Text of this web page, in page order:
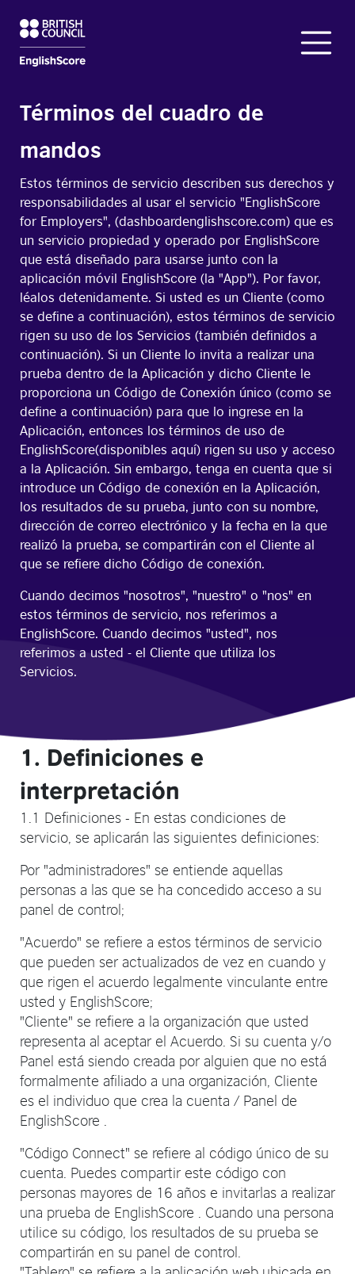
Términos del cuadro de
mandos
Estos términos de servicio describen sus derechos y
responsabilidades al usar el servicio "EnglishScore
for Employers", (dashboardenglishscore.com) que es
un servicio propiedad y operado por EnglishScore
que está diseñado para usarse junto con la
aplicación móvil EnglishScore (la "App"). Por favor,
léalos detenidamente. Si usted es un Cliente (como
se define a continuación), estos términos de servicio
rigen su uso de los Servicios (también definidos a
continuación). Si un Cliente lo invita a realizar una
prueba dentro de la Aplicación y dicho Cliente le
proporciona un Código de Conexión único (como se
define a continuación) para que lo ingrese en la
Aplicación, entonces los términos de uso de
EnglishScore(disponibles aquí) rigen su uso y acceso
a la Aplicación. Sin embargo, tenga en cuenta que si
introduce un Código de conexión en la Aplicación,
los resultados de su prueba, junto con su nombre,
dirección de correo electrónico y la fecha en la que
realizó la prueba, se compartirán con el Cliente al
que se refiere dicho Código de conexión.
Cuando decimos "nosotros", "nuestro" o "nos" en
estos términos de servicio, nos referimos a
EnglishScore. Cuando decimos "usted", nos
referimos a usted - el Cliente que utiliza los
Servicios.
1. Definiciones e
interpretación
1.1 Definiciones - En estas condiciones de
servicio, se aplicarán las siguientes definiciones:
Por "administradores" se entiende aquellas
personas a las que se ha concedido acceso a su
panel de control;
"Acuerdo" se refiere a estos términos de servicio
que pueden ser actualizados de vez en cuando y
que rigen el acuerdo legalmente vinculante entre
usted y EnglishScore;
"Cliente" se refiere a la organización que usted
representa al aceptar el Acuerdo. Si su cuenta y/o
Panel está siendo creada por alguien que no está
formalmente afiliado a una organización, Cliente
es el individuo que crea la cuenta / Panel de
EnglishScore .
"Código Connect" se refiere al código único de su
cuenta. Puedes compartir este código con
personas mayores de 16 años e invitarlas a realizar
una prueba de EnglishScore . Cuando una persona
utilice su código, los resultados de su prueba se
compartirán en su panel de control.